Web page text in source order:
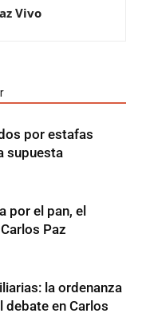
Vivo
por estafas
supuesta
por el pan, el
Paz
la ordenanza
debate en Carlos